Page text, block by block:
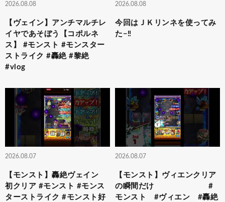
2026.08.08
【ヴェイン】アンチマルチレ
イヤであそぼう【コポルネ
ス】 #モンスト #モンスター
ストライク #轟絶 #黎絶
#vlog
2026.08.08
今回はＪＫリンネを使ってみ
た−‼️
2026.08.07
【モンスト】轟絶ヴェイン
初クリア #モンスト #モンス
ターストライク #モンスト好
2026.08.07
【モンスト】ヴィエンクリア
の瞬間だけ #
モンスト #ヴィエン #轟絶